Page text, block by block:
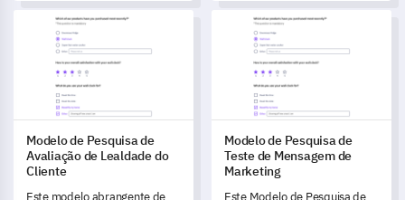
sobre seu serviço de
assistência em loja, ajudando
a medir a satisfação do cliente
de forma abrangente.
de seus dados de saúde com
esta pesquisa perspicaz.
Modelo de Pesquisa de Avaliação de Lealdade do Cliente
Modelo de Pesquisa de
Avaliação de Lealdade do
Cliente
Este modelo abrangente de
Modelo de Pesquisa de
Modelo de Pesquisa de
Teste de Mensagem de
Marketing
Este Modelo de Pesquisa de